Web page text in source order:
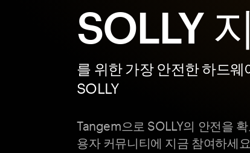
SOLLY
를 위한 가장 안전한 하드웨
SOLLY
Tangem으로 SOLLY의 안전을
용자 커뮤니티에 지금 참여하세